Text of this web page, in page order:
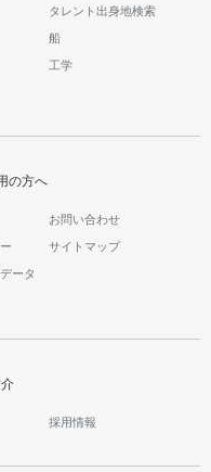
タレント出身地検索
船
工学
の方へ
お問い合わせ
サイトマップ
ータ
採用情報